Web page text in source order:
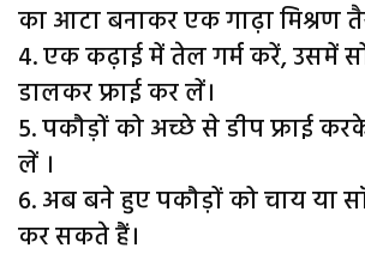
का आटा बनाकर एक गाढ़ा मिश्रण
4. एक कढ़ाई में तेल गर्म करें, उसमें
डालकर फ्राई कर लें।
5. पकौड़ों को अच्छे से डीप फ्राई
लें ।
6. अब बने हुए पकौड़ों को चाय या
कर सकते हैं।